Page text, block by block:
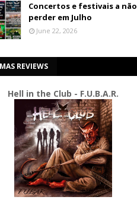
Concertos e festivais a não
perder em Julho
June 22, 2026
REVIEWS
Hell in the Club - F.U.B.A.R.